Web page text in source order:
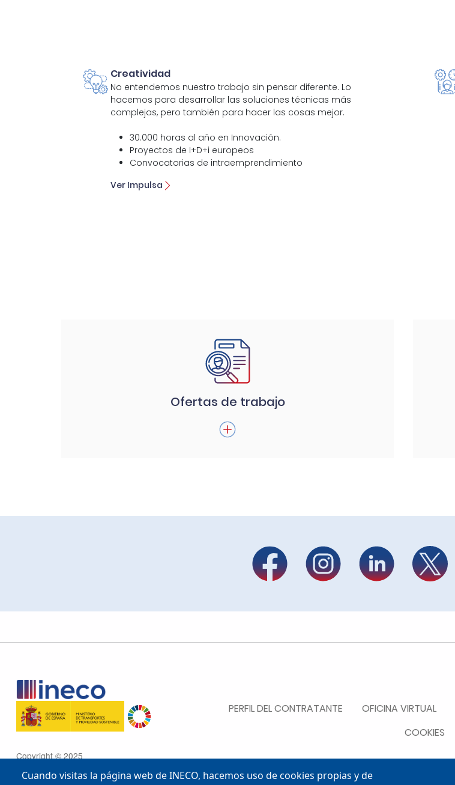
Cuando visitas la página web de INECO, hacemos uso de cookies propias y de
Creatividad
No entendemos nuestro trabajo sin pensar diferente. Lo
hacemos para desarrollar las soluciones técnicas más
complejas, pero también para hacer las cosas mejor.
30.000 horas al año en Innovación.
Proyectos de I+D+i europeos
Convocatorias de intraemprendimiento
Ver Impulsa
Ofertas de trabajo
Copyright © 2025
MENU FOOTER
PERFIL DEL CONTRATANTE OFICINA VIRTUAL
COOKIES